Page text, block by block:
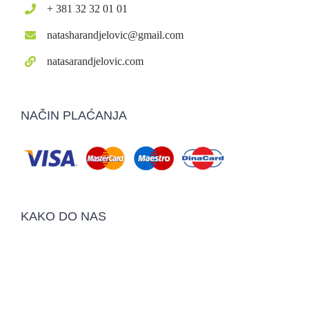
+ 381 32 32 01 01
natasharandjelovic@gmail.com
natasarandjelovic.com
NAČIN PLAĆANJA
KAKO DO NAS